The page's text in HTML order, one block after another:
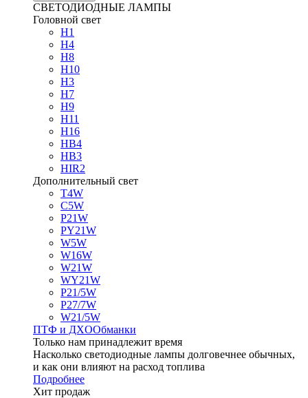
СВЕТОДИОДНЫЕ ЛАМПЫ
Головной свет
H1
H4
H8
H10
H3
H7
H9
H11
H16
HB4
HB3
HIR2
Дополнительный свет
T4W
C5W
P21W
PY21W
W5W
W16W
W21W
WY21W
P21/5W
P27/7W
W21/5W
ПТФ и ДXООбманки
Только нам принадлежит время
Насколько светодиодные лампы долговечнее обычных,
и как они влияют на расход топлива
Подробнее
Хит продаж